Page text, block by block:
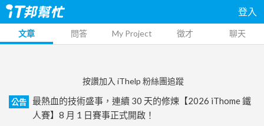
登入
文章 問答 My Project 徵才 聊天
按讚加入 iThelp 粉絲團追蹤
公告
最熱血的技術盛事，連續 30 天的修煉【2026 iThome 鐵
人賽】8 月 1 日賽事正式開啟！